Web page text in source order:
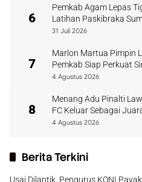
6
Pemkab Agam Lepas
Latihan Paskibraka
31 Juli 2026
7
Marlon Martua Pimpin
Pemkab Siap Perkuat
4 Agustus 2026
8
Menang Adu Pinalti
FC Keluar Sebagai
Payakumbuh
4 Agustus 2026
Berita Terkini
Usai Dilantik, Pengurus KONI